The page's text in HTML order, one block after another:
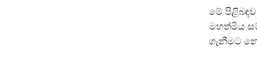
මේ
මහත්මිය
ගැනීමට